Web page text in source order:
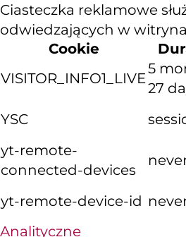
Ciasteczka reklamowe
odwiedzających w
Cookie
VISITOR_INFO1_LIVE
5
27
YSC
yt-remote-
connected-devices
yt-remote-device-id
Analityczne